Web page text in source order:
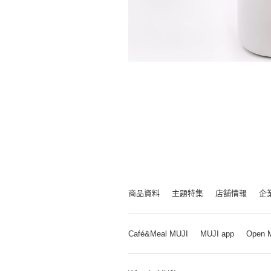
商品資料 主題特集 店舗情報 企
Café&Meal MUJI MUJI app Open